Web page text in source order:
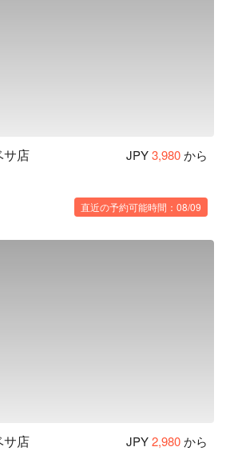
べることでその後の糖質の吸収を穏や
の上昇や糖の摂り過ぎを防ぐことがで
で、ドレッシングも指定できます。
の屋わんのビールは陶器で提供いた
サ店 JPY3,980から
直近の予約可能時間：08/09
サ店 JPY2,980から